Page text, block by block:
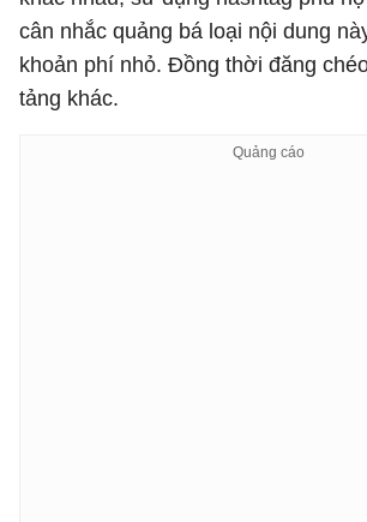
cân nhắc quảng bá loại nội dung
khoản phí nhỏ. Đồng thời đăng
tảng khác.